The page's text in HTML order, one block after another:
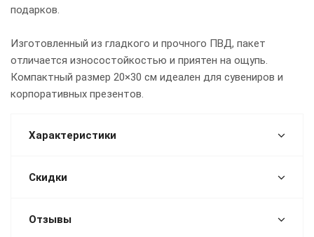
подарков.
Изготовленный из гладкого и прочного ПВД, пакет
отличается износостойкостью и приятен на ощупь.
Компактный размер 20×30 см идеален для сувениров и
корпоративных презентов.
Характеристики
Скидки
Отзывы